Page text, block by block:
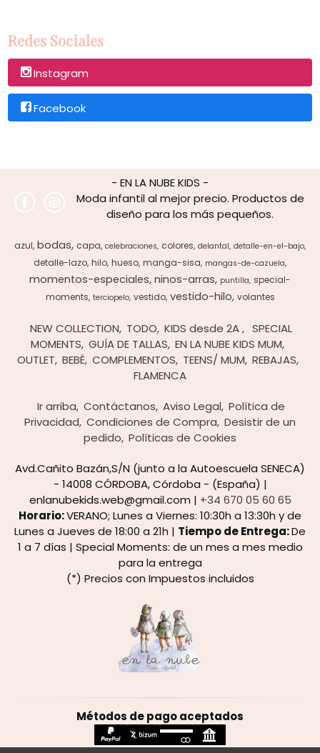
Redes Sociales
Instagram
Facebook
- EN LA NUBE KIDS -
Moda infantil al mejor precio. Productos de
diseño para los más pequeños.
azul bodas capa celebraciones colores delantal detalle-en-el-bajo
detalle-lazo hilo hueso manga-sisa mangas-de-cazuela
momentos-especiales ninos-arras puntilla special-
moments terciopelo vestido vestido-hilo volantes
NEW COLLECTION TODO KIDS desde 2A
SPECIAL
MOMENTS GUÍA DE TALLAS EN LA NUBE KIDS MUM
OUTLET BEBÉ COMPLEMENTOS TEENS/ MUM REBAJAS
FLAMENCA
Ir arriba Contáctanos Aviso Legal Política de
Privacidad Condiciones de Compra Desistir de un
pedido Políticas de Cookies
Avd.Cañito Bazán,S/N (junto a la Autoescuela SENECA)
- 14008 CÓRDOBA, Córdoba - (España) |
enlanubekids.web@gmail.com | +34 670 05 60 65
Horario:VERANO; Lunes a Viernes: 10:30h a 13:30h y de
Lunes a Jueves de 18:00 a 21h | Tiempo de Entrega:De
1 a 7 días | Special Moments: de un mes a mes medio
para la entrega
(*) Precios con Impuestos incluidos
Métodos de pago aceptados